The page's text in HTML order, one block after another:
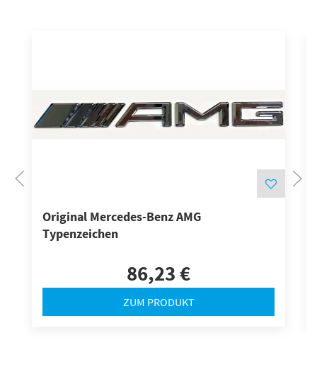
Original Mercedes-Benz AMG
Typenzeichen
86,23 €
ZUM PRODUKT